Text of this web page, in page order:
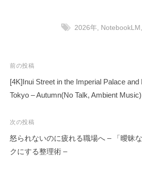
o
k
k
e
d
st
n
2026年, NotebookLM ,
投
稿
ナ
ゲ
ー
シ
前の投稿
[4K]Inui Street in the Imperial Palace
Tokyo – Autumn(No Talk, Ambient Music)
次の投稿
怒られないのに疲れる職場へ – 「曖昧
クにする整理術 –